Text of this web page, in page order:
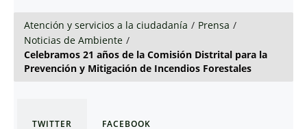
Atención y servicios a la ciudadanía / Prensa /
Noticias de Ambiente /
Celebramos 21 años de la Comisión Distrital para la
Prevención y Mitigación de Incendios Forestales
TWITTER FACEBOOK